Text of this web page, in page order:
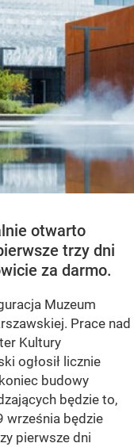
otwarto
trzy dni
za darmo.
Muzeum
Prace nad
Kultury
ogłosił licznie
budowy
będzie to,
września będzie
pierwsze dni